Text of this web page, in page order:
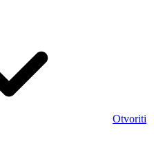
Otvoriti